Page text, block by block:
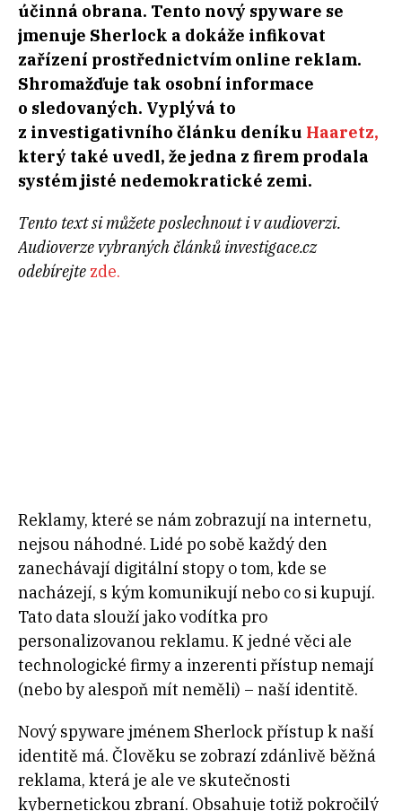
účinná obrana. Tento nový spyware se
jmenuje Sherlock a dokáže infikovat
zařízení prostřednictvím online reklam.
Shromažďuje tak osobní informace
o sledovaných. Vyplývá to
z investigativního článku deníku Haaretz,
který také uvedl, že jedna z firem prodala
systém jisté nedemokratické zemi.
Tento text si můžete poslechnout i v audioverzi.
Audioverze vybraných článků investigace.cz
odebírejte zde.
Reklamy, které se nám zobrazují na internetu,
nejsou náhodné. Lidé po sobě každý den
zanechávají digitální stopy o tom, kde se
nacházejí, s kým komunikují nebo co si kupují.
Tato data slouží jako vodítka pro
personalizovanou reklamu. K jedné věci ale
technologické firmy a inzerenti přístup nemají
(nebo by alespoň mít neměli) – naší identitě.
Nový spyware jménem Sherlock přístup k naší
identitě má. Člověku se zobrazí zdánlivě běžná
reklama, která je ale ve skutečnosti
kybernetickou zbraní. Obsahuje totiž pokročilý